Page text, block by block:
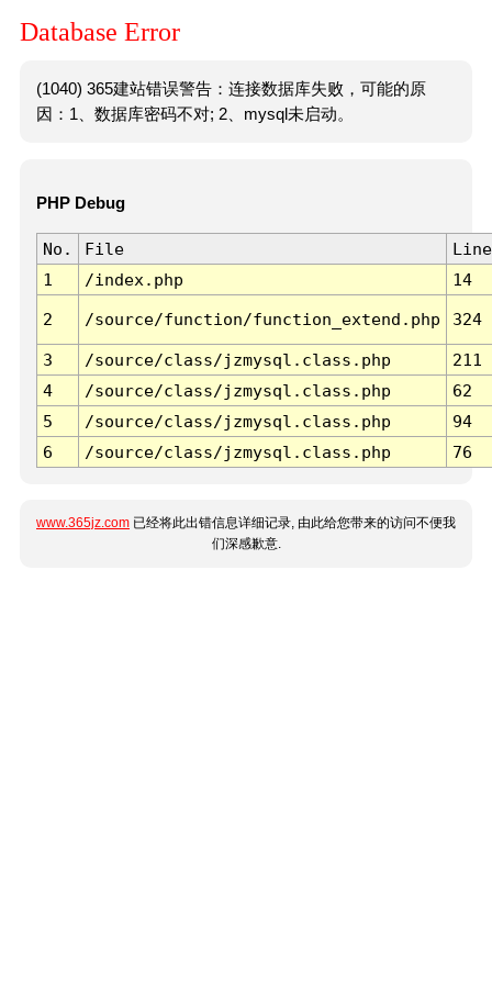
Database Error
(1040) 365建站错误警告：连接数据库失败，可能的原
因：1、数据库密码不对; 2、mysql未启动。
PHP Debug
No. File
Line
1
/index.php 14
2 /source/function/function_extend.php 324
3 /source/class/jzmysql.class.php
211
4
/source/class/jzmysql.class.php
62
5
/source/class/jzmysql.class.php
94
6
/source/class/jzmysql.class.php 76
www.365jz.com 已经将此出错信息详细记录, 由此给您带来的访问不便我
们深感歉意.